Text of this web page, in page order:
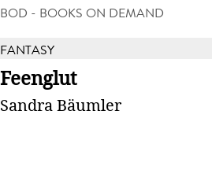
BOD - BOOKS ON DEMAND
FANTASY
Feenglut
Sandra Bäumler